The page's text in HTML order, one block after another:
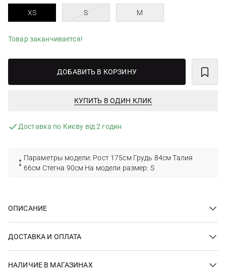
XS S M
Товар заканчивается!
ДОБАВИТЬ В КОРЗИНУ
КУПИТЬ В ОДИН КЛИК
Доставка по Києву від 2 годин
Параметры модели: Рост 175см Грудь 84см Талия
66см Стегна 90см На модели размер: S
ОПИСАНИЕ
ДОСТАВКА И ОПЛАТА
НАЛИЧИЕ В МАГАЗИНАХ